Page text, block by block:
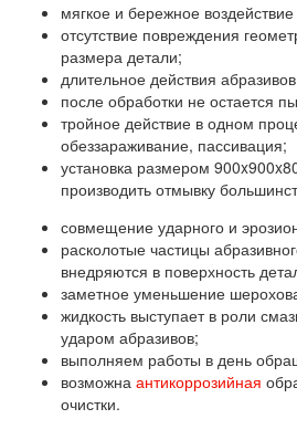
мягкое и бережное
отсутствие повреждения
размера детали;
длительное действия
после обработки не остается
тройное действие в одном
обеззараживание, пассивация;
установка размером
производить отмывку
совмещение ударного и
расколотые частицы
внедряются в поверхность
заметное уменьшение
жидкость выступает в роли
ударом абразивов;
выполняем работы в день
возможна антикоррозийная
очистки.